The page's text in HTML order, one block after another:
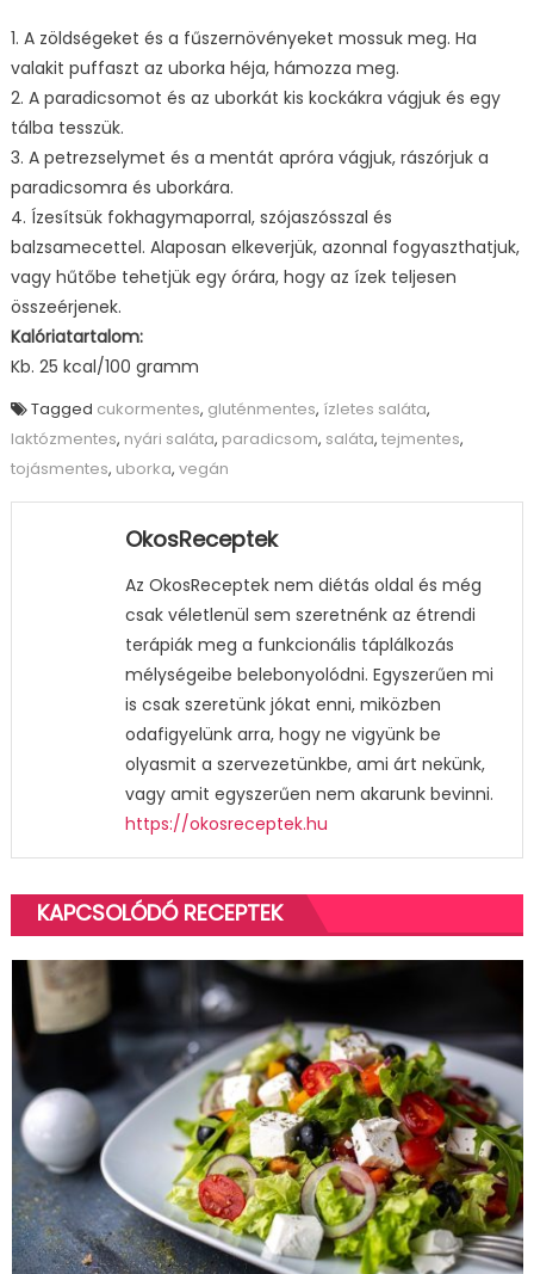
1. A zöldségeket és a fűszernövényeket mossuk meg. Ha
valakit puffaszt az uborka héja, hámozza meg.
2. A paradicsomot és az uborkát kis kockákra vágjuk és egy
tálba tesszük.
3. A petrezselymet és a mentát apróra vágjuk, rászórjuk a
paradicsomra és uborkára.
4. Ízesítsük fokhagymaporral, szójaszósszal és
balzsamecettel. Alaposan elkeverjük, azonnal fogyaszthatjuk,
vagy hűtőbe tehetjük egy órára, hogy az ízek teljesen
összeérjenek.
Kalóriatartalom:
Kb. 25 kcal/100 gramm
Tagged cukormentes, gluténmentes, ízletes saláta,
laktózmentes, nyári saláta, paradicsom, saláta, tejmentes,
tojásmentes, uborka, vegán
OkosReceptek
Az OkosReceptek nem diétás oldal és még
csak véletlenül sem szeretnénk az étrendi
terápiák meg a funkcionális táplálkozás
mélységeibe belebonyolódni. Egyszerűen mi
is csak szeretünk jókat enni, miközben
odafigyelünk arra, hogy ne vigyünk be
olyasmit a szervezetünkbe, ami árt nekünk,
vagy amit egyszerűen nem akarunk bevinni.
https://okosreceptek.hu
KAPCSOLÓDÓ RECEPTEK